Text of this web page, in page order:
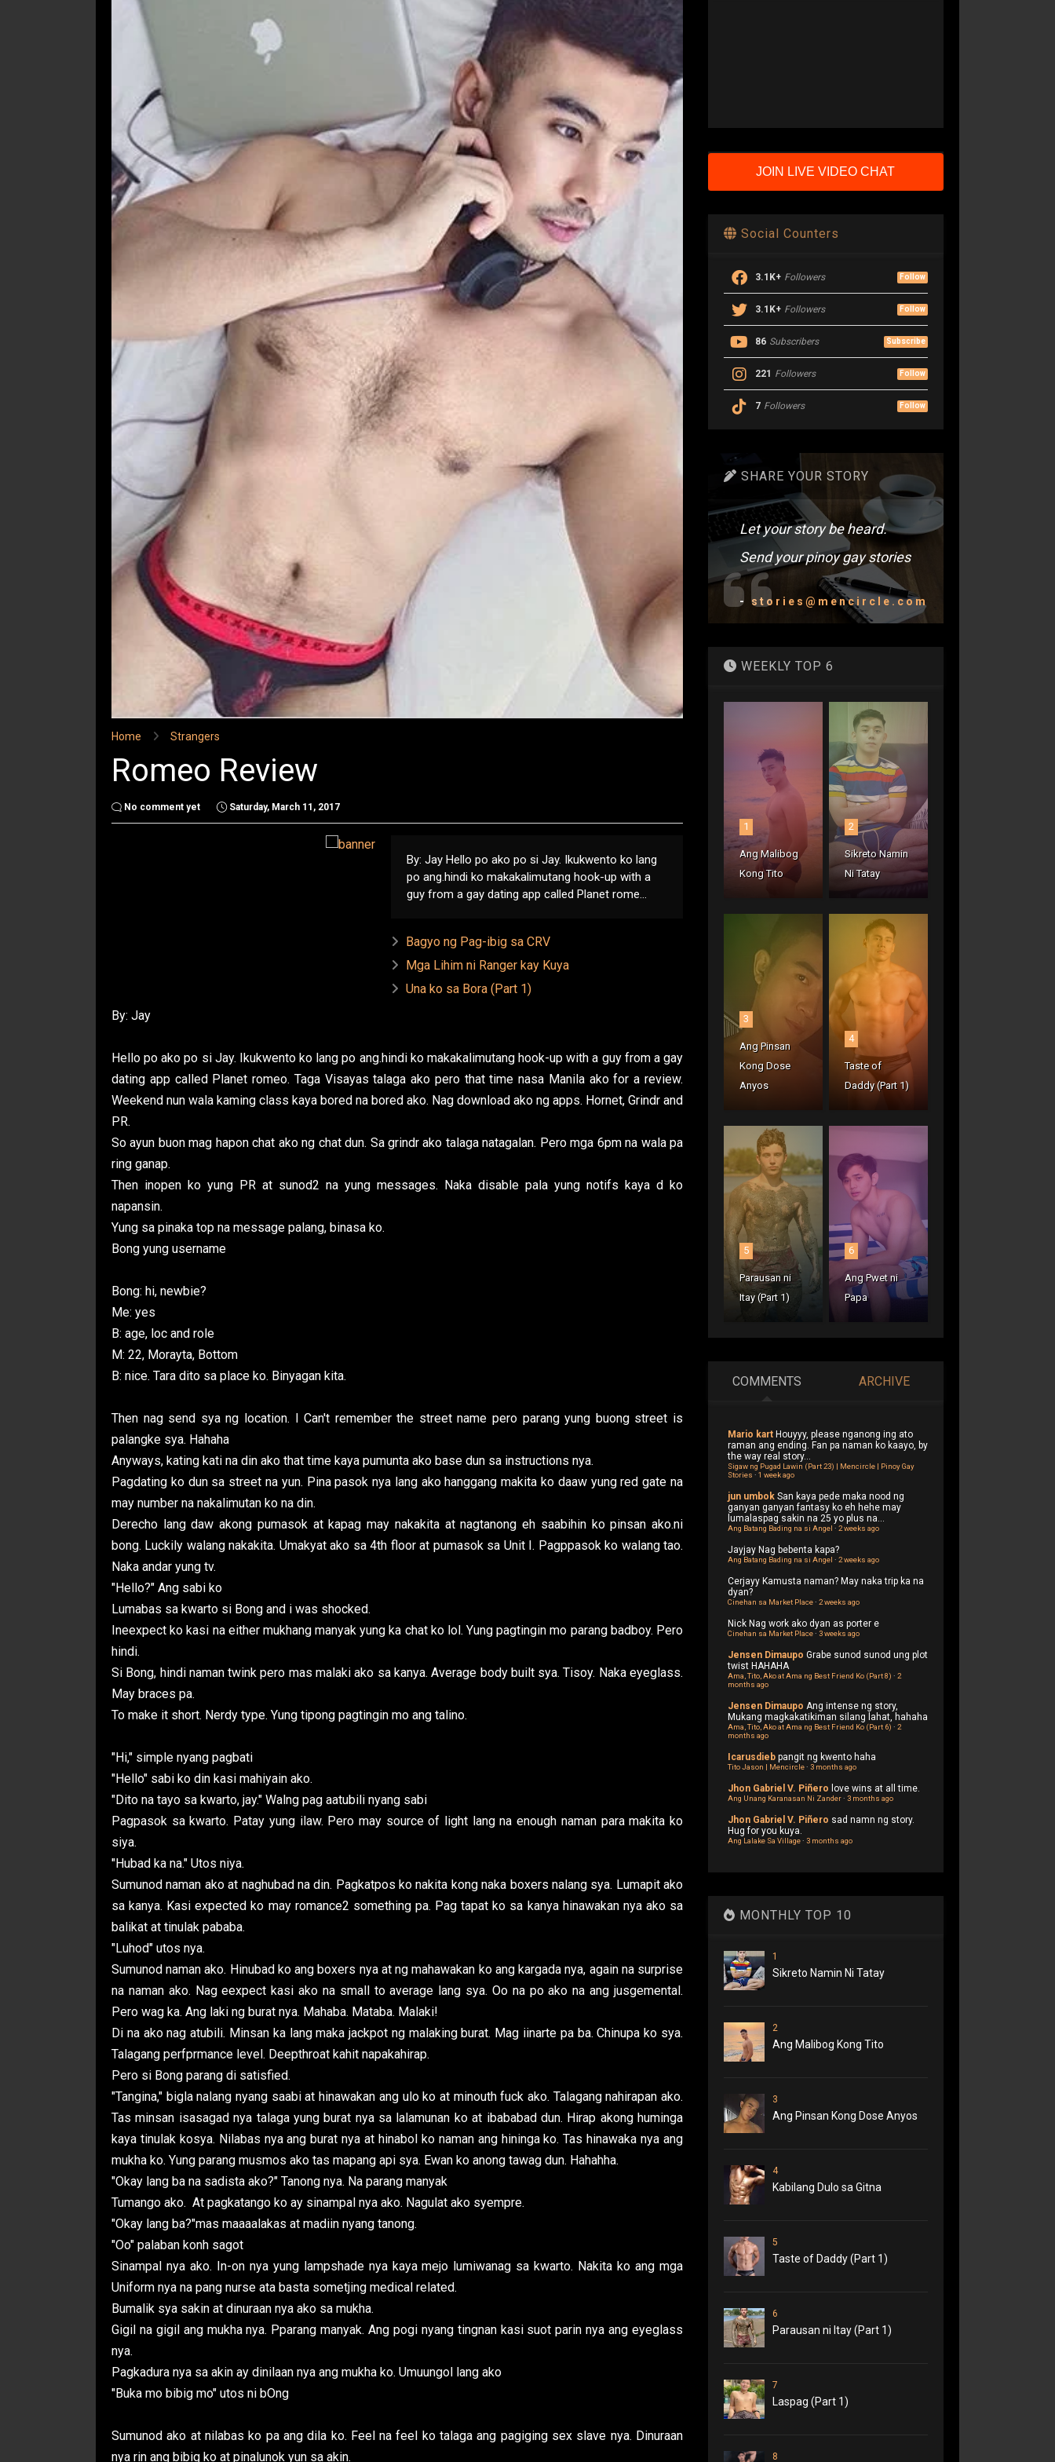
Home Strangers
Romeo Review
No comment yet Saturday, March 11, 2017
By: Jay Hello po ako po si Jay. Ikukwento ko lang
po ang.hindi ko makakalimutang hook-up with a
guy from a gay dating app called Planet rome...
Bagyo ng Pag-ibig sa CRV
Mga Lihim ni Ranger kay Kuya
Una ko sa Bora (Part 1)
By: Jay
Hello po ako po si Jay. Ikukwento ko lang po ang.hindi ko makakalimutang hook-up with a guy from a gay
dating app called Planet romeo. Taga Visayas talaga ako pero that time nasa Manila ako for a review.
Weekend nun wala kaming class kaya bored na bored ako. Nag download ako ng apps. Hornet, Grindr and
PR.
So ayun buon mag hapon chat ako ng chat dun. Sa grindr ako talaga natagalan. Pero mga 6pm na wala pa
ring ganap.
Then inopen ko yung PR at sunod2 na yung messages. Naka disable pala yung notifs kaya d ko
napansin.
Yung sa pinaka top na message palang, binasa ko.
Bong yung username
Bong: hi, newbie?
Me: yes
B: age, loc and role
M: 22, Morayta, Bottom
B: nice. Tara dito sa place ko. Binyagan kita.
Then nag send sya ng location. I Can't remember the street name pero parang yung buong street is
palangke sya. Hahaha
Anyways, kating kati na din ako that time kaya pumunta ako base dun sa instructions nya.
Pagdating ko dun sa street na yun. Pina pasok nya lang ako hanggang makita ko daaw yung red gate na
may number na nakalimutan ko na din.
Derecho lang daw akong pumasok at kapag may nakakita at nagtanong eh saabihin ko pinsan ako.ni
bong. Luckily walang nakakita. Umakyat ako sa 4th floor at pumasok sa Unit I. Pagppasok ko walang tao.
Naka andar yung tv.
"Hello?" Ang sabi ko
Lumabas sa kwarto si Bong and i was shocked.
Ineexpect ko kasi na either mukhang manyak yung ka chat ko lol. Yung pagtingin mo parang badboy. Pero
hindi.
Si Bong, hindi naman twink pero mas malaki ako sa kanya. Average body built sya. Tisoy. Naka eyeglass.
May braces pa.
To make it short. Nerdy type. Yung tipong pagtingin mo ang talino.
"Hi," simple nyang pagbati
"Hello" sabi ko din kasi mahiyain ako.
"Dito na tayo sa kwarto, jay." Walng pag aatubili nyang sabi
Pagpasok sa kwarto. Patay yung ilaw. Pero may source of light lang na enough naman para makita ko
siya.
"Hubad ka na." Utos niya.
Sumunod naman ako at naghubad na din. Pagkatpos ko nakita kong naka boxers nalang sya. Lumapit ako
sa kanya. Kasi expected ko may romance2 something pa. Pag tapat ko sa kanya hinawakan nya ako sa
balikat at tinulak pababa.
"Luhod" utos nya.
Sumunod naman ako. Hinubad ko ang boxers nya at ng mahawakan ko ang kargada nya, again na surprise
na naman ako. Nag eexpect kasi ako na small to average lang sya. Oo na po ako na ang jusgemental.
Pero wag ka. Ang laki ng burat nya. Mahaba. Mataba. Malaki!
Di na ako nag atubili. Minsan ka lang maka jackpot ng malaking burat. Mag iinarte pa ba. Chinupa ko sya.
Talagang perfprmance level. Deepthroat kahit napakahirap.
Pero si Bong parang di satisfied.
"Tangina," bigla nalang nyang saabi at hinawakan ang ulo ko at minouth fuck ako. Talagang nahirapan ako.
Tas minsan isasagad nya talaga yung burat nya sa lalamunan ko at ibababad dun. Hirap akong huminga
kaya tinulak kosya. Nilabas nya ang burat nya at hinabol ko naman ang hininga ko. Tas hinawaka nya ang
mukha ko. Yung parang musmos ako tas mapang api sya. Ewan ko anong tawag dun. Hahahha.
"Okay lang ba na sadista ako?" Tanong nya. Na parang manyak
Tumango ako. At pagkatango ko ay sinampal nya ako. Nagulat ako syempre.
"Okay lang ba?"mas maaaalakas at madiin nyang tanong.
"Oo" palaban konh sagot
Sinampal nya ako. In-on nya yung lampshade nya kaya mejo lumiwanag sa kwarto. Nakita ko ang mga
Uniform nya na pang nurse ata basta sometjing medical related.
Bumalik sya sakin at dinuraan nya ako sa mukha.
Gigil na gigil ang mukha nya. Pparang manyak. Ang pogi nyang tingnan kasi suot parin nya ang eyeglass
nya.
Pagkadura nya sa akin ay dinilaan nya ang mukha ko. Umuungol lang ako
"Buka mo bibig mo" utos ni bOng
Sumunod ako at nilabas ko pa ang dila ko. Feel na feel ko talaga ang pagiging sex slave nya. Dinuraan
nya rin ang bibig ko at pinalunok yun sa akin.
JOIN LIVE VIDEO CHAT
Social Counters
3.1K+ Followers Follow
3.1K+ Followers Follow
86 Subscribers Subscribe
221 Followers Follow
7 Followers Follow
SHARE YOUR STORY
Let your story be heard.
Send your pinoy gay stories
- stories@mencircle.com
WEEKLY TOP 6
1
Ang Malibog
Kong Tito
2
Sikreto Namin
Ni Tatay
3
Ang Pinsan
Kong Dose
Anyos
4
Taste of
Daddy (Part 1)
5
Parausan ni
Itay (Part 1)
6
Ang Pwet ni
Papa
COMMENTS ARCHIVE
Mario kart Houyyy, please nganong ing ato
raman ang ending. Fan pa naman ko kaayo, by
the way real story...
Sigaw ng Pugad Lawin (Part 23) | Mencircle | Pinoy Gay
Stories · 1 week ago
jun umbok San kaya pede maka nood ng
ganyan ganyan fantasy ko eh hehe may
lumalaspag sakin na 25 yo plus na...
Ang Batang Bading na si Angel · 2 weeks ago
Jayjay Nag bebenta kapa?
Ang Batang Bading na si Angel · 2 weeks ago
Cerjayy Kamusta naman? May naka trip ka na
dyan?
Cinehan sa Market Place· 2 weeks ago
Nick Nag work ako dyan as porter e
Cinehan sa Market Place· 3 weeks ago
Jensen Dimaupo Grabe sunod sunod ung plot
twist HAHAHA
Ama, Tito, Ako at Ama ng Best Friend Ko (Part 8) · 2
months ago
Jensen Dimaupo Ang intense ng story,
Mukang magkakatikiman silang lahat, hahaha
Ama, Tito, Ako at Ama ng Best Friend Ko (Part 6) · 2
months ago
Icarusdieb pangit ng kwento haha
Tito Jason | Mencircle· 3 months ago
Jhon Gabriel V. Piñero love wins at all time.
Ang Unang Karanasan Ni Zander· 3 months ago
Jhon Gabriel V. Piñero sad namn ng story.
Hug for you kuya.
Ang Lalake Sa Village· 3 months ago
MONTHLY TOP 10
1
Sikreto Namin Ni Tatay
2
Ang Malibog Kong Tito
3
Ang Pinsan Kong Dose Anyos
4
Kabilang Dulo sa Gitna
5
Taste of Daddy (Part 1)
6
Parausan ni Itay (Part 1)
7
Laspag (Part 1)
8